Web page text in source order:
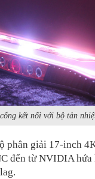
kết nối với bộ tản
phân giải 17-inch
đến từ NVIDIA hứa